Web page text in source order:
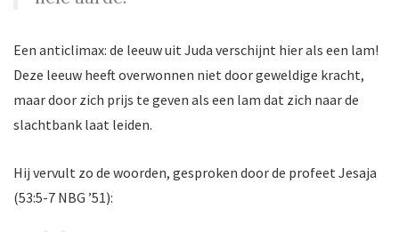
Een anticlimax: de leeuw uit Juda verschijnt hier als een lam!
Deze leeuw heeft overwonnen niet door geweldige kracht,
maar door zich prijs te geven als een lam dat zich naar de
slachtbank laat leiden.
Hij vervult zo de woorden, gesproken door de profeet Jesaja
(53:5-7 NBG ’51):